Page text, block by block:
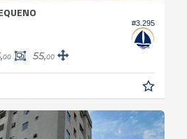
#3.295
00 55,00